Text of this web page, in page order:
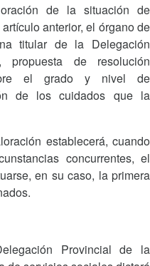
de la situación de
anterior, el órgano de
titular de la Delegación
de resolución
el grado y nivel de
de los cuidados que la
establecerá, cuando
concurrentes, el
en su caso, la primera
Provincial de la